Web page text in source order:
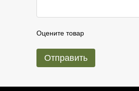
Оцените товар
Отправить